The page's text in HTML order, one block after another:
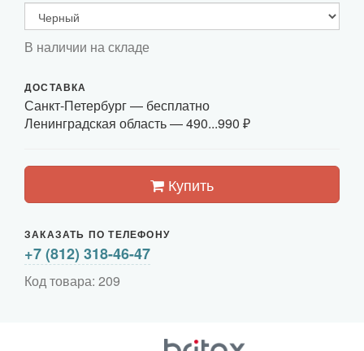
В наличии на складе
ДОСТАВКА
Санкт-Петербург— бесплатно
Ленинградская область —490...990 ₽
Купить
ЗАКАЗАТЬ ПО ТЕЛЕФОНУ
+7 (812) 318-46-47
Код товара: 209